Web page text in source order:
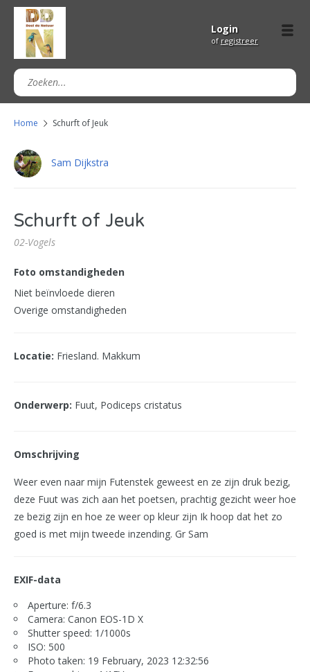
Login
of registreer
Home Schurft of Jeuk
Sam Dijkstra
Schurft of Jeuk
02-Vogels
Foto omstandigheden
Niet beïnvloede dieren
Overige omstandigheden
Locatie: Friesland. Makkum
Onderwerp: Fuut, Podiceps cristatus
Omschrijving
Weer even naar mijn Futenstek geweest en ze zijn druk bezig,
deze Fuut was zich aan het poetsen, prachtig gezicht weer hoe
ze bezig zijn en hoe ze weer op kleur zijn Ik hoop dat het zo
goed is met mijn tweede inzending. Gr Sam
EXIF-data
Aperture: f/6.3
Camera: Canon EOS-1D X
Shutter speed: 1/1000s
ISO: 500
Photo taken: 19 February, 2023 12:32:56